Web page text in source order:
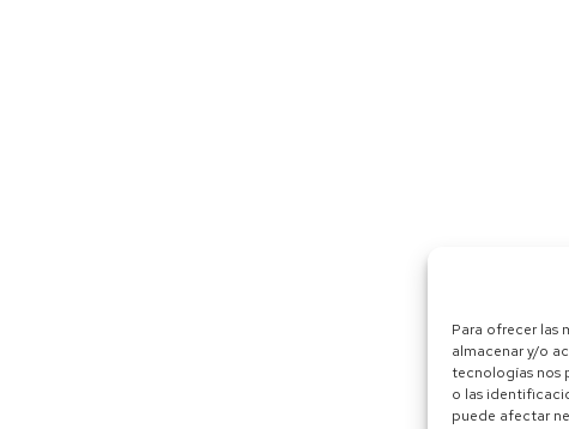
Para ofrecer las
almacenar y/o
tecnologías nos
o las
puede afectar